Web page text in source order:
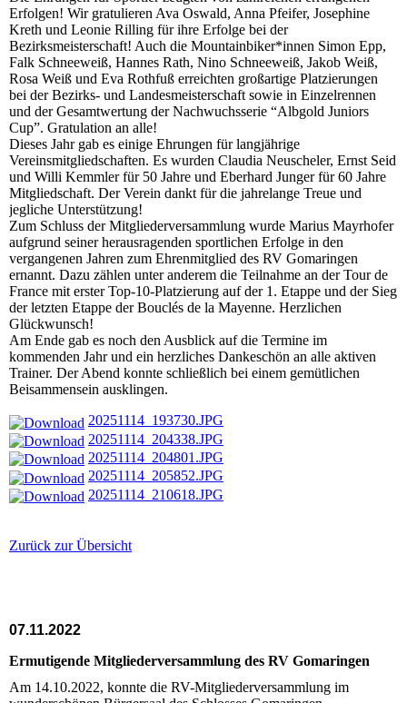
Erfolgen! Wir gratulieren Ava Oswald, Anna Pfeifer, Josephine
Kreth und Leonie Rilling für ihre Erfolge bei der
Bezirksmeisterschaft! Auch die Mountainbiker*innen Simon Epp,
Falk Schneeweiß, Hannes Rath, Nino Schneeweiß, Jakob Weiß,
Rosa Weiß und Eva Rothfuß erreichten großartige Platzierungen
bei der Bezirks- und Landesmeisterschaft sowie in Einzelrennen
und der Gesamtwertung der Nachwuchsserie “Albgold Juniors
Cup”. Gratulation an alle!
Dieses Jahr gab es einige Ehrungen für langjährige
Vereinsmitgliedschaften. Es wurden Claudia Neuscheler, Ernst Seid
und Willi Kemmler für 50 Jahre und Eberhard Junger für 60 Jahre
Mitgliedschaft. Der Verein dankt für die jahrelange Treue und
jegliche Unterstützung!
Zum Schluss der Mitgliederversammlung wurde Marius Mayrhofer
aufgrund seiner herausragenden sportlichen Erfolge in den
vergangenen Jahren zum Ehrenmitglied des RV Gomaringen
ernannt. Dazu zählen unter anderem die Teilnahme an der Tour de
France mit erster Top-10-Platzierung auf der 1. Etappe und der Sieg
der letzten Etappe der Bouclés de la Mayenne. Herzlichen
Glückwunsch!
Am Ende gab es noch den Ausblick auf die Termine im
kommenden Jahr und ein herzliches Dankeschön an alle aktiven
Trainer. Der Abend konnte schließlich bei einem gemütlichen
Beisammensein ausklingen.
20251114_193730.JPG
20251114_204338.JPG
20251114_204801.JPG
20251114_205852.JPG
20251114_210618.JPG
Zurück zur Übersicht
07.11.2022
Ermutigende Mitgliederversammlung des RV Gomaringen
Am 14.10.2022, konnte die RV-Mitgliederversammlung im